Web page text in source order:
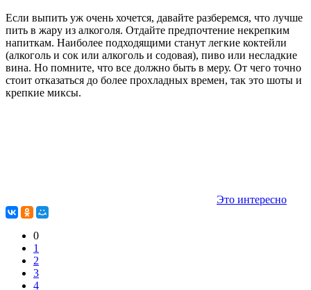
Если выпить уж очень хочется, давайте разберемся, что лучше
пить в жару из алкоголя. Отдайте предпочтение некрепким
напиткам. Наиболее подходящими станут легкие коктейли
(алкоголь и сок или алкоголь и содовая), пиво или несладкие
вина. Но помните, что все должно быть в меру. От чего точно
стоит отказаться до более прохладных времен, так это шоты и
крепкие миксы.
Это интересно
0
1
2
3
4